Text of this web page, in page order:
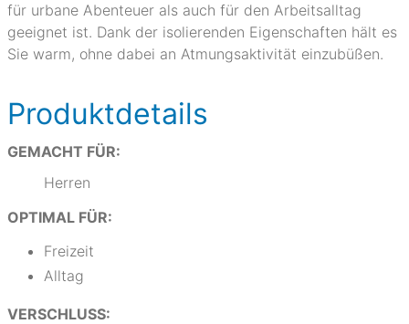
für urbane Abenteuer als auch für den Arbeitsalltag
geeignet ist. Dank der isolierenden Eigenschaften hält es
Sie warm, ohne dabei an Atmungsaktivität einzubüßen.
Produktdetails
GEMACHT FÜR:
Herren
OPTIMAL FÜR:
Freizeit
Alltag
VERSCHLUSS: